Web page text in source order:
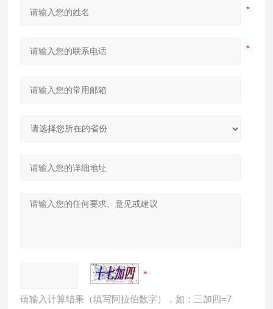
请输入计算结果（填写阿拉伯数字），如：三加四=7